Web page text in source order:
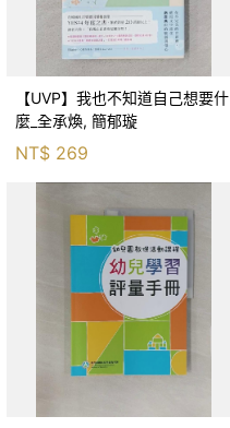
【UVP】我也不知道自己想要什
麼_全承煥, 簡郁璇
NT$ 269